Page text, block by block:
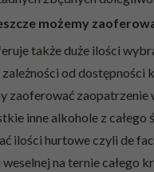
możemy
także duże ilości
zależności od dostępności
zaoferować zaopatrzenie
inne alkohole z całego
ilości hurtowe czyli de
na ternie całego